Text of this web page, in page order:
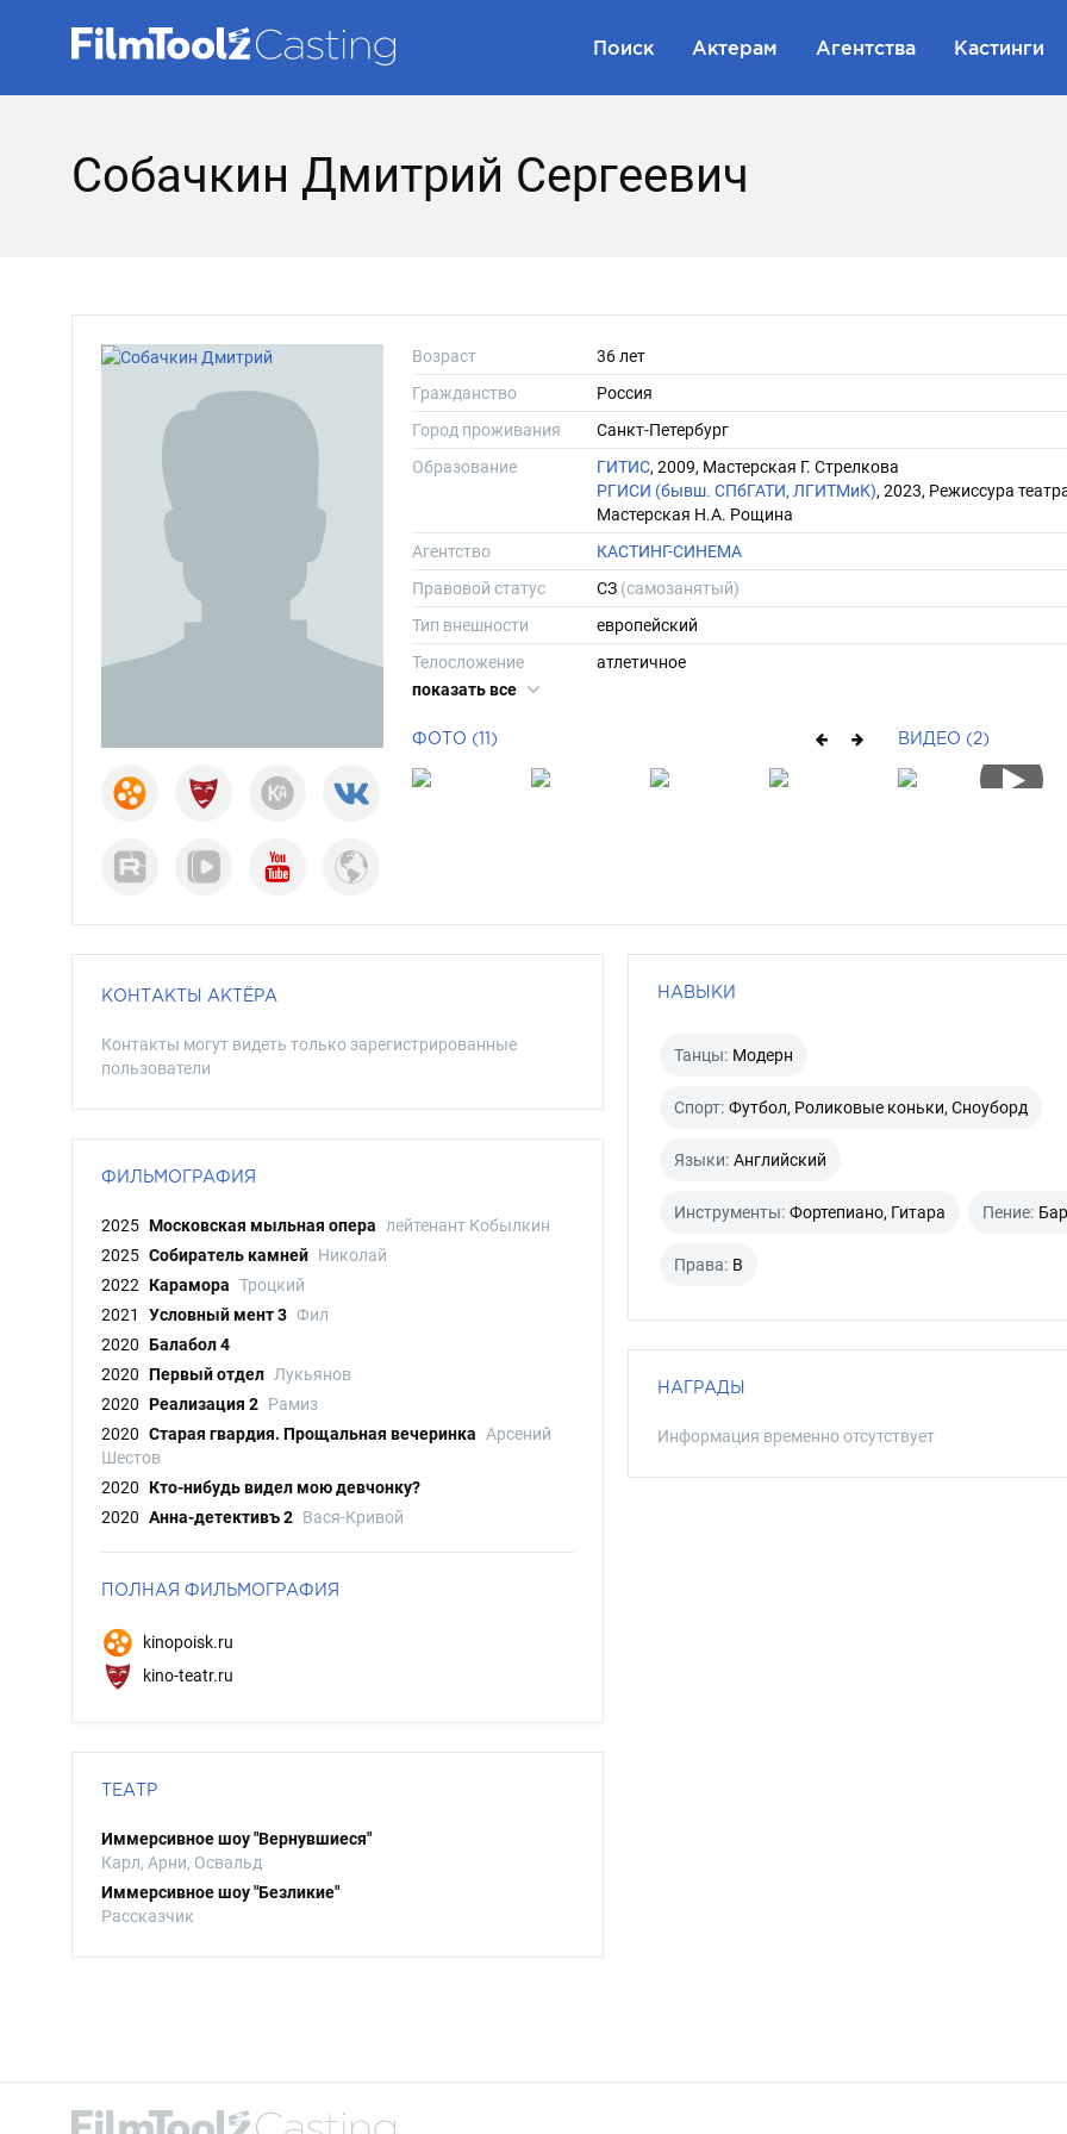
Поиск Актерам Агентства Кастинги
Собачкин Дмитрий Сергеевич
Возраст
36 лет
Гражданство
Россия
Город проживания
Санкт-Петербург
Образование
ГИТИС, 2009, Мастерская Г. Стрелкова
РГИСИ (бывш. СПбГАТИ, ЛГИТМиК), 2023, Режиссура
Мастерская Н.А. Рощина
Агентство
КАСТИНГ-СИНЕМА
Правовой статус
СЗ (самозанятый)
Тип внешности
европейский
Телосложение
атлетичное
Рост
Вес
Размер одежды
показать все
ФОТО (11) ВИДЕО (2)
КОНТАКТЫ АКТЁРА
Контакты могут видеть только зарегистрированные
пользователи
ФИЛЬМОГРАФИЯ
2025 Московская мыльная опера
лейтенант Кобылкин
2025 Собиратель камней Николай
2022
Карамора Троцкий
2021
Условный мент 3 Фил
2020 Балабол 4
2020
Первый отдел Лукьянов
2020 Реализация 2 Рамиз
2020 Старая гвардия. Прощальная вечеринка
Арсений
Шестов
2020
Кто-нибудь видел мою девчонку?
2020 Анна-детективъ 2 Вася-Кривой
ПОЛНАЯ ФИЛЬМОГРАФИЯ
kinopoisk.ru
kino-teatr.ru
ТЕАТР
Иммерсивное шоу "Вернувшиеся"
Карл, Арни, Освальд
Иммерсивное шоу "Безликие"
Рассказчик
НАВЫКИ
Танцы: Модерн
Спорт: Футбол, Роликовые коньки, Сноуборд
Языки: Английский
Инструменты: Фортепиано, Гитара Пение:
Права: B
НАГРАДЫ
Информация временно отсутствует